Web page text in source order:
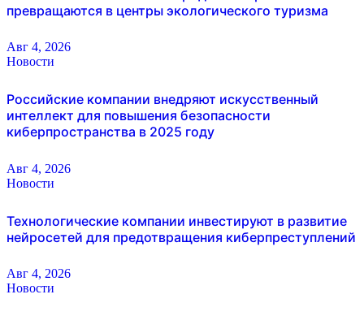
превращаются в центры экологического туризма
Авг 4, 2026
Новости
Российские компании внедряют искусственный
интеллект для повышения безопасности
киберпространства в 2025 году
Авг 4, 2026
Новости
Технологические компании инвестируют в развитие
нейросетей для предотвращения киберпреступлений
Авг 4, 2026
Новости